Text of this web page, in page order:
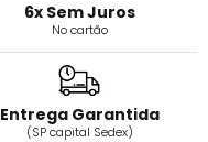
6x Sem Juros
No cartão
Entrega Garantida
(SP capital Sedex)